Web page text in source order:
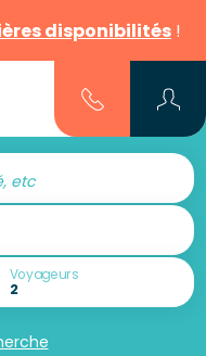
disponibilités !
etc
Voyageurs